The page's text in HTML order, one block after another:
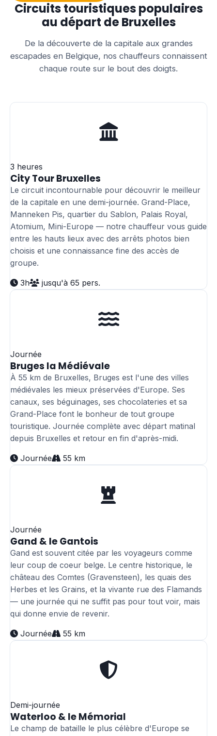
Circuits touristiques populaires
au départ de Bruxelles
De la découverte de la capitale aux grandes
escapades en Belgique, nos chauffeurs connaissent
chaque route sur le bout des doigts.
3 heures
City Tour Bruxelles
Le circuit incontournable pour découvrir le meilleur
de la capitale en une demi-journée. Grand-Place,
Manneken Pis, quartier du Sablon, Palais Royal,
Atomium, Mini-Europe — notre chauffeur vous guide
entre les hauts lieux avec des arrêts photos bien
choisis et une connaissance fine des accès de
groupe.
3h jusqu'à 65 pers.
Journée
Bruges la Médiévale
À 55 km de Bruxelles, Bruges est l'une des villes
médiévales les mieux préservées d'Europe. Ses
canaux, ses béguinages, ses chocolateries et sa
Grand-Place font le bonheur de tout groupe
touristique. Journée complète avec départ matinal
depuis Bruxelles et retour en fin d'après-midi.
Journée 55 km
Journée
Gand & le Gantois
Gand est souvent citée par les voyageurs comme
leur coup de coeur belge. Le centre historique, le
château des Comtes (Gravensteen), les quais des
Herbes et les Grains, et la vivante rue des Flamands
— une journée qui ne suffit pas pour tout voir, mais
qui donne envie de revenir.
Journée 55 km
Demi-journée
Waterloo & le Mémorial
Le champ de bataille le plus célèbre d'Europe se